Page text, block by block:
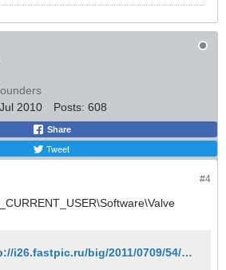
Jul 2010 Posts: 608
Share
Tweet
#4
http://i26.fastpic.ru/big/2011/0709/54/d3e8ab56ad67bc95ed77ece887294554.png